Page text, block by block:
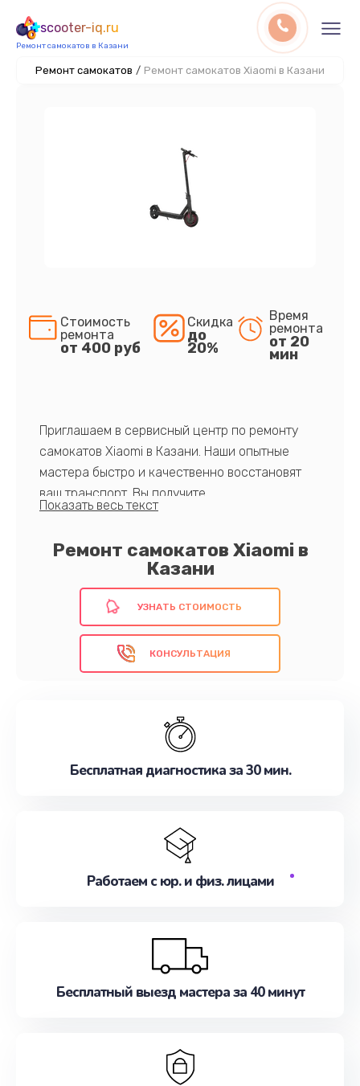
scooter-iq.ru
Ремонт самокатов в Казани
Ремонт самокатов / Ремонт самокатов Xiaomi в Казани
Ремонт самокатов Xiaomi в
Казани
Стоимость
ремонта
от 400 руб
Скидка
до
20%
Время
ремонта
от 20
мин
Приглашаем в сервисный центр по ремонту
самокатов Xiaomi в Казани. Наши опытные
мастера быстро и качественно восстановят
ваш транспорт. Вы получите
профессиональный сервис, гарантированное
и долгосрочную надежность.
Доверьте нам заботу о вашем самокате и
запишитесь на ремонт прямо сейчас!
УЗНАТЬ СТОИМОСТЬ
КОНСУЛЬТАЦИЯ
Бесплатная диагностика за 30 мин.
Работаем с юр. и физ. лицами
Бесплатный выезд мастера за 40 минут